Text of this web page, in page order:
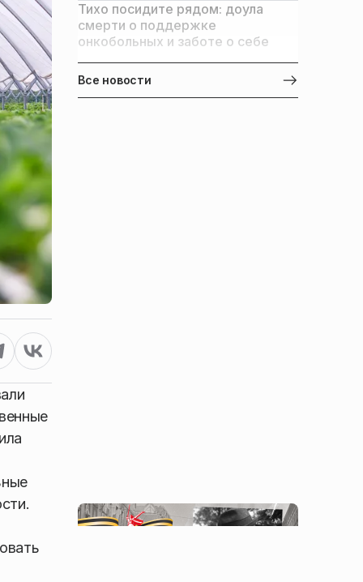
Тихо посидите рядом: доула
смерти о поддержке
онкобольных и заботе о себе
Все новости